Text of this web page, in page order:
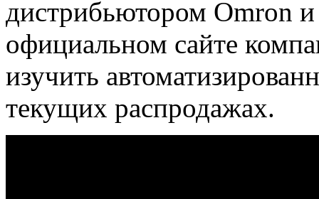
дистрибьютором Omron
официальном сайте
изучить
текущих распродажах.